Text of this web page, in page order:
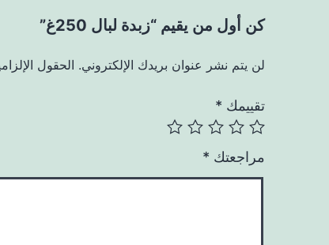
كن أول من يقيم “زبدة لبال 250غ”
لن يتم نشر عنوان بريدك الإلكتروني. الحقول
تقييمك *
مراجعتك *